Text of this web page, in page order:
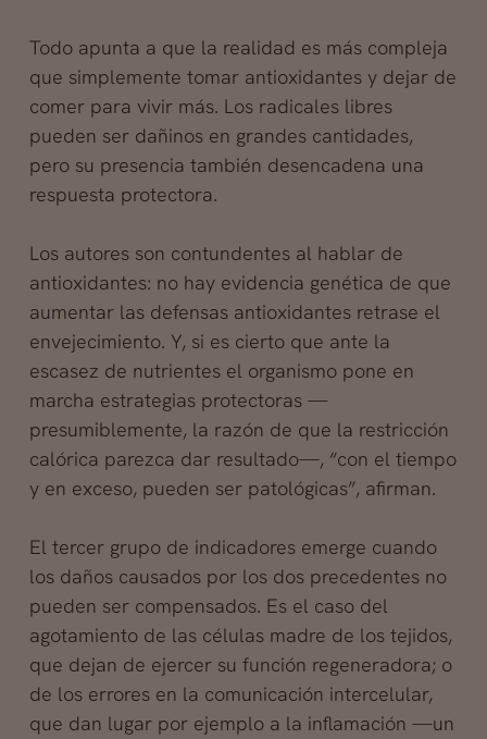
Todo apunta a que la realidad es más compleja
que simplemente tomar antioxidantes y dejar de
comer para vivir más. Los radicales libres
pueden ser dañinos en grandes cantidades,
pero su presencia también desencadena una
respuesta protectora.
Los autores son contundentes al hablar de
antioxidantes: no hay evidencia genética de que
aumentar las defensas antioxidantes retrase el
envejecimiento. Y, si es cierto que ante la
escasez de nutrientes el organismo pone en
marcha estrategias protectoras —
presumiblemente, la razón de que la restricción
calórica parezca dar resultado—, “con el tiempo
y en exceso, pueden ser patológicas”, afirman.
El tercer grupo de indicadores emerge cuando
los daños causados por los dos precedentes no
pueden ser compensados. Es el caso del
agotamiento de las células madre de los tejidos,
que dejan de ejercer su función regeneradora; o
de los errores en la comunicación intercelular,
que dan lugar por ejemplo a la inflamación —un